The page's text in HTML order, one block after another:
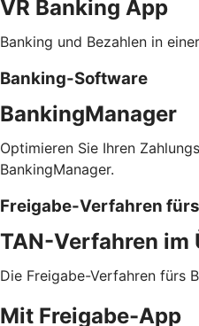
VR Banking App
Banking und Bezahlen in
Banking-Software
BankingManager
Optimieren Sie Ihren
BankingManager.
Freigabe-Verfahren
TAN-Verfahren im
Die Freigabe-Verfahren fürs
Mit Freigabe-App